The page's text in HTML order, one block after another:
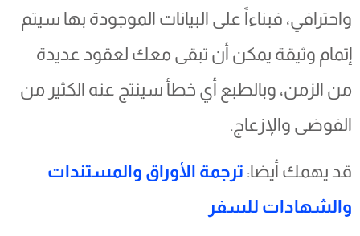
واحترافي، فبناءاً على البيانات الموجودة بها سيتم
إتمام وثيقة يمكن أن تبقى معك لعقود عديدة
من الزمن، وبالطبع أي خطأ سينتج عنه الكثير من
الفوضى والإزعاج.
قد يهمك أيضا:ترجمة الأوراق والمستندات
والشهادات للسفر